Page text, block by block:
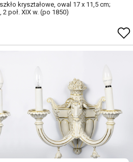
kryształowe, owal 17 x 11,5 cm;
poł. XIX w. (po 1850)